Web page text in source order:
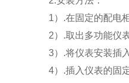
1）.在固定的配电
2）.取出多功能仪
3）.将仪表安装插
4）.插入仪表的固